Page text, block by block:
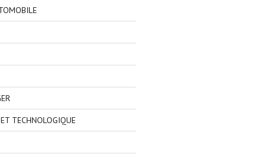
TECHNOLOGIQUE